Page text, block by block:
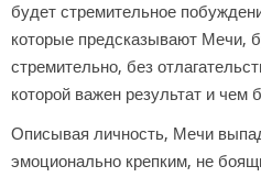
будет стремительное
которые предсказывают Мечи,
стремительно, без
которой важен результат и чем
Описывая личность, Мечи
эмоционально крепким, не